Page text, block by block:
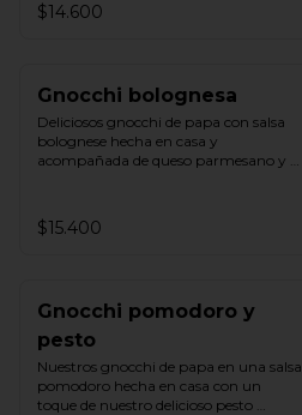
$14.600
Gnocchi bolognesa
Deliciosos gnocchi de papa con salsa
bolognese hecha en casa y
acompañada de queso parmesano y
$15.400
Gnocchi pomodoro y
pesto
Nuestros gnocchi de papa en una salsa
pomodoro hecha en casa con un
toque de nuestro delicioso pesto